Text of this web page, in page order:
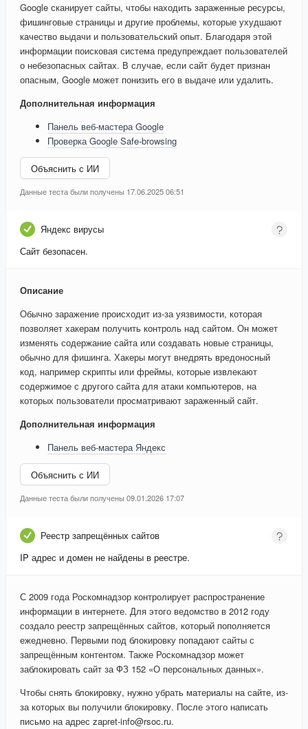
Google сканирует сайты, чтобы находить зараженные ресурсы,
фишинговые страницы и другие проблемы, которые ухудшают
качество выдачи и пользовательский опыт. Благодаря этой
информации поисковая система предупреждает пользователей
о небезопасных сайтах. В случае, если сайт будет признан
опасным, Google может понизить его в выдаче или удалить.
Дополнительная информация
Панель веб-мастера Google
Проверка Google Safe-browsing
Объяснить с ИИ
Данные теста были получены 17.06.2025 06:51
Яндекс вирусы
Сайт безопасен.
Описание
Обычно заражение происходит из-за уязвимости, которая
позволяет хакерам получить контроль над сайтом. Он может
изменять содержание сайта или создавать новые страницы,
обычно для фишинга. Хакеры могут внедрять вредоносный
код, например скрипты или фреймы, которые извлекают
содержимое с другого сайта для атаки компьютеров, на
которых пользователи просматривают зараженный сайт.
Дополнительная информация
Панель веб-мастера Яндекс
Объяснить с ИИ
Данные теста были получены 09.01.2026 17:07
Реестр запрещённых сайтов
IP адрес и домен не найдены в реестре.
С 2009 года Роскомнадзор контролирует распространение
информации в интернете. Для этого ведомство в 2012 году
создало реестр запрещённых сайтов, который пополняется
ежедневно. Первыми под блокировку попадают сайты с
запрещённым контентом. Также Роскомнадзор может
заблокировать сайт за ФЗ 152 «О персональных данных».
Чтобы снять блокировку, нужно убрать материалы на сайте, из-
за которых вы получили блокировку. После этого написать
письмо на адрес zapret-info@rsoc.ru.